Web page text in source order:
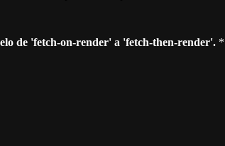
de 'fetch-on-render' a 'fetch-then-render'. *